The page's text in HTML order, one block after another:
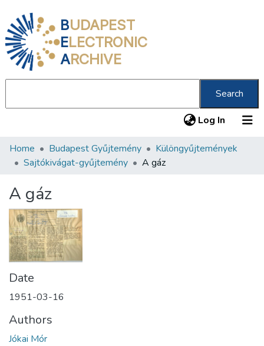
BUDAPEST
ELECTRONIC
ARCHIVE
Search
Log In (current)
Communities & Collections
Statistics
About us
Home Budapest Gyűjtemény
Különgyűjtemények
Sajtókivágat-gyűjtemény
A gáz
A gáz
Date
1951-03-16
Authors
Jókai Mór